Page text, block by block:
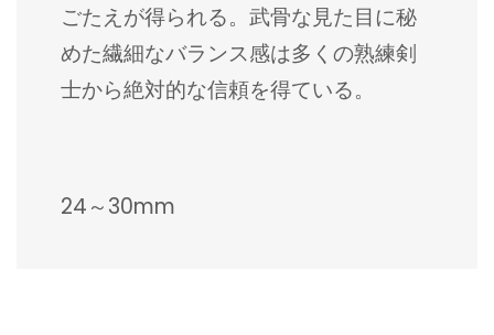
ごたえが得られる。武骨な見た目に秘
めた繊細なバランス感は多くの熟練剣
士から絶対的な信頼を得ている。
24～30mm